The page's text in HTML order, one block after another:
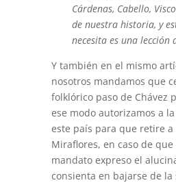
Cárdenas, Cabello,
de nuestra historia, y
necesita es una lección
Y también en el mismo
nosotros mandamos que
folklórico paso de Chávez
ese modo autorizamos a
este país para que retire
Miraflores, en caso de
mandato expreso el
consienta en bajarse de la